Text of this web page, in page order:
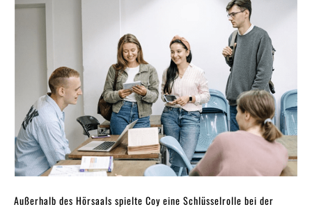
Außerhalb des Hörsaals spielte Coy eine Schlüsselrolle bei der